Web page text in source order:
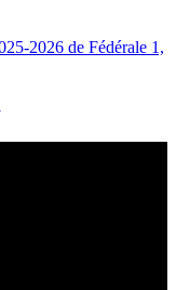
2026 de Fédérale 1,